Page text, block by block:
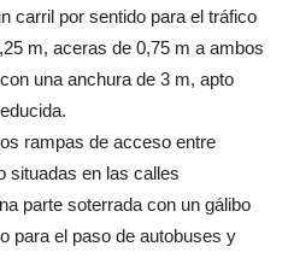
carril por sentido para el tráfico
m, aceras de 0,75 m a ambos
una anchura de 3 m, apto
rampas de acceso entre
situadas en las calles
parte soterrada con un gálibo
para el paso de autobuses y